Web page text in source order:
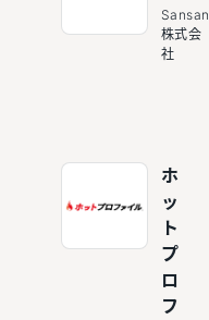
Sansan
株式会
社
ホ
ッ
ト
プ
ロ
フ